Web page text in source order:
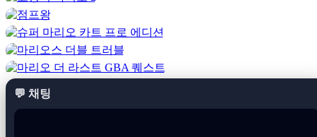
양한 영역을 탐색할 수 있었습니다.
DX 버전은 핵심 메커니즘을 그대로 유지하면서 시각적으로
경험을 현대화합니다.Super Mario Land DX
디자인의 개선을 즉시 느낄 수 있을 것이며
레이어는 MarioBros 2는 레벨 테마의 다양성을 높이 평가할
것입니다.
💬 채팅